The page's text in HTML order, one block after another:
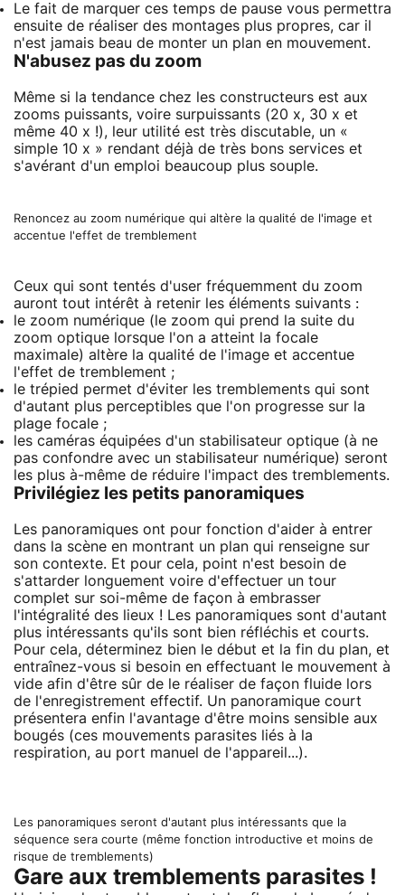
Le fait de marquer ces temps de pause vous permettra
ensuite de réaliser des montages plus propres, car il
n'est jamais beau de monter un plan en mouvement.
N'abusez pas du zoom
Même si la tendance chez les constructeurs est aux
zooms puissants, voire surpuissants (20 x, 30 x et
même 40 x !), leur utilité est très discutable, un «
simple 10 x » rendant déjà de très bons services et
s'avérant d'un emploi beaucoup plus souple.
Renoncez au zoom numérique qui altère la qualité de l'image et
accentue l'effet de tremblement
Ceux qui sont tentés d'user fréquemment du zoom
auront tout intérêt à retenir les éléments suivants :
le zoom numérique (le zoom qui prend la suite du
zoom optique lorsque l'on a atteint la focale
maximale) altère la qualité de l'image et accentue
l'effet de tremblement ;
le trépied permet d'éviter les tremblements qui sont
d'autant plus perceptibles que l'on progresse sur la
plage focale ;
les caméras équipées d'un stabilisateur optique (à ne
pas confondre avec un stabilisateur numérique) seront
les plus à-même de réduire l'impact des tremblements.
Privilégiez les petits panoramiques
Les panoramiques ont pour fonction d'aider à entrer
dans la scène en montrant un plan qui renseigne sur
son contexte. Et pour cela, point n'est besoin de
s'attarder longuement voire d'effectuer un tour
complet sur soi-même de façon à embrasser
l'intégralité des lieux ! Les panoramiques sont d'autant
plus intéressants qu'ils sont bien réfléchis et courts.
Pour cela, déterminez bien le début et la fin du plan, et
entraînez-vous si besoin en effectuant le mouvement à
vide afin d'être sûr de le réaliser de façon fluide lors
de l'enregistrement effectif. Un panoramique court
présentera enfin l'avantage d'être moins sensible aux
bougés (ces mouvements parasites liés à la
respiration, au port manuel de l'appareil...).
Les panoramiques seront d'autant plus intéressants que la
séquence sera courte (même fonction introductive et moins de
risque de tremblements)
Gare aux tremblements parasites !